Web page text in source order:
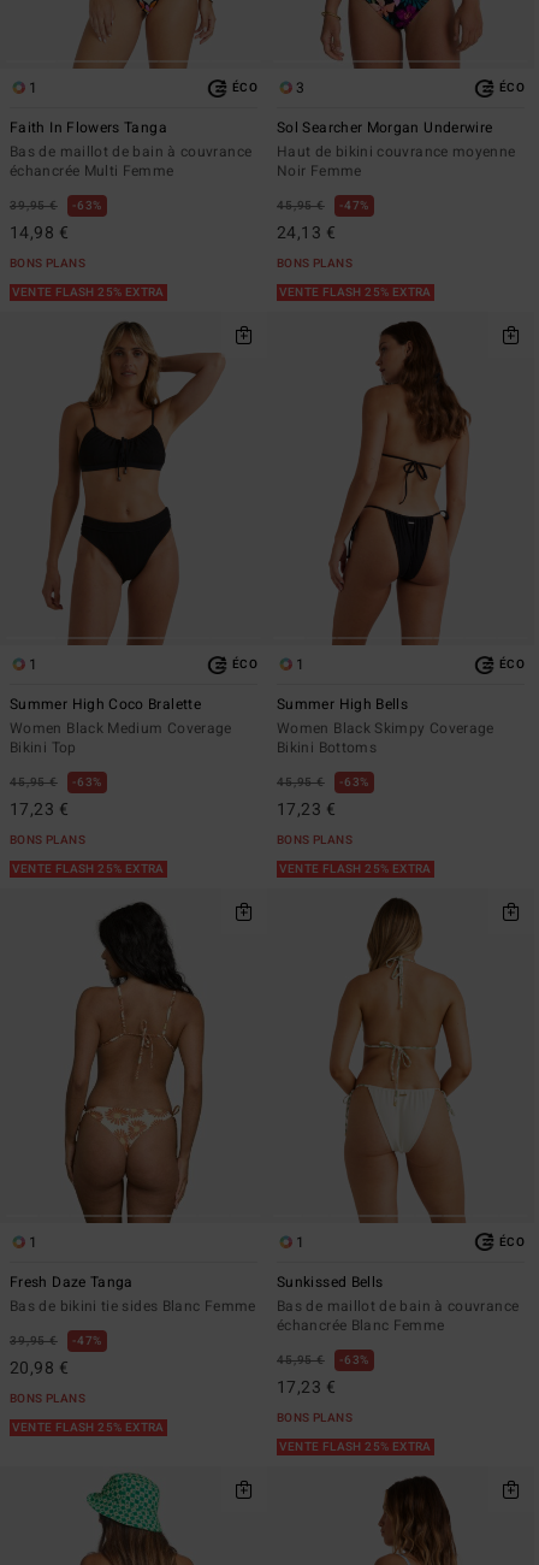
1 ÉCO
Faith In Flowers Tanga
Bas de maillot de bain à couvrance
échancrée Multi Femme
39,95 € 63%
14,98 €
BONS PLANS
VENTE FLASH 25% EXTRA
3 ÉCO
Sol Searcher Morgan Underwire
Haut de bikini couvrance moyenne
Noir Femme
45,95 € 47%
24,13 €
BONS PLANS
VENTE FLASH 25% EXTRA
1 ÉCO
Summer High Coco Bralette
Women Black Medium Coverage
Bikini Top
45,95 € 63%
17,23 €
BONS PLANS
VENTE FLASH 25% EXTRA
1 ÉCO
Summer High Bells
Women Black Skimpy Coverage
Bikini Bottoms
45,95 € 63%
17,23 €
BONS PLANS
VENTE FLASH 25% EXTRA
1
Fresh Daze Tanga
Bas de bikini tie sides Blanc Femme
39,95 € 47%
20,98 €
BONS PLANS
VENTE FLASH 25% EXTRA
1 ÉCO
Sunkissed Bells
Bas de maillot de bain à couvrance
échancrée Blanc Femme
45,95 € 63%
17,23 €
BONS PLANS
VENTE FLASH 25% EXTRA